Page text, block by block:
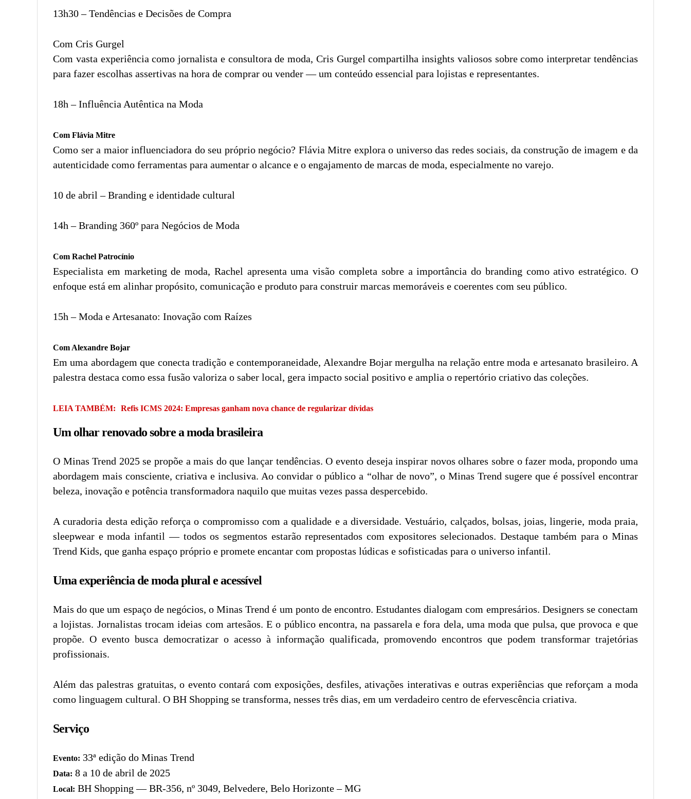
13h30 – Tendências e Decisões de Compra
Com Cris Gurgel
Com vasta experiência como jornalista e consultora de moda, Cris Gurgel compartilha insights valiosos sobre como interpretar tendências
para fazer escolhas assertivas na hora de comprar ou vender — um conteúdo essencial para lojistas e representantes.
18h – Influência Autêntica na Moda
Com Flávia Mitre
Como ser a maior influenciadora do seu próprio negócio? Flávia Mitre explora o universo das redes sociais, da construção de imagem e da
autenticidade como ferramentas para aumentar o alcance e o engajamento de marcas de moda, especialmente no varejo.
10 de abril – Branding e identidade cultural
14h – Branding 360º para Negócios de Moda
Com Rachel Patrocínio
Especialista em marketing de moda, Rachel apresenta uma visão completa sobre a importância do branding como ativo estratégico. O
enfoque está em alinhar propósito, comunicação e produto para construir marcas memoráveis e coerentes com seu público.
15h – Moda e Artesanato: Inovação com Raízes
Com Alexandre Bojar
Em uma abordagem que conecta tradição e contemporaneidade, Alexandre Bojar mergulha na relação entre moda e artesanato brasileiro. A
palestra destaca como essa fusão valoriza o saber local, gera impacto social positivo e amplia o repertório criativo das coleções.
LEIA TAMBÉM: Refis ICMS 2024: Empresas ganham nova chance de regularizar dívidas
Um olhar renovado sobre a moda brasileira
O Minas Trend 2025 se propõe a mais do que lançar tendências. O evento deseja inspirar novos olhares sobre o fazer moda, propondo uma
abordagem mais consciente, criativa e inclusiva. Ao convidar o público a “olhar de novo”, o Minas Trend sugere que é possível encontrar
beleza, inovação e potência transformadora naquilo que muitas vezes passa despercebido.
A curadoria desta edição reforça o compromisso com a qualidade e a diversidade. Vestuário, calçados, bolsas, joias, lingerie, moda praia,
sleepwear e moda infantil — todos os segmentos estarão representados com expositores selecionados. Destaque também para o Minas
Trend Kids, que ganha espaço próprio e promete encantar com propostas lúdicas e sofisticadas para o universo infantil.
Uma experiência de moda plural e acessível
Mais do que um espaço de negócios, o Minas Trend é um ponto de encontro. Estudantes dialogam com empresários. Designers se conectam
a lojistas. Jornalistas trocam ideias com artesãos. E o público encontra, na passarela e fora dela, uma moda que pulsa, que provoca e que
propõe. O evento busca democratizar o acesso à informação qualificada, promovendo encontros que podem transformar trajetórias
profissionais.
Além das palestras gratuitas, o evento contará com exposições, desfiles, ativações interativas e outras experiências que reforçam a moda
como linguagem cultural. O BH Shopping se transforma, nesses três dias, em um verdadeiro centro de efervescência criativa.
Serviço
Evento: 33ª edição do Minas Trend
Data: 8 a 10 de abril de 2025
Local: BH Shopping — BR-356, nº 3049, Belvedere, Belo Horizonte – MG